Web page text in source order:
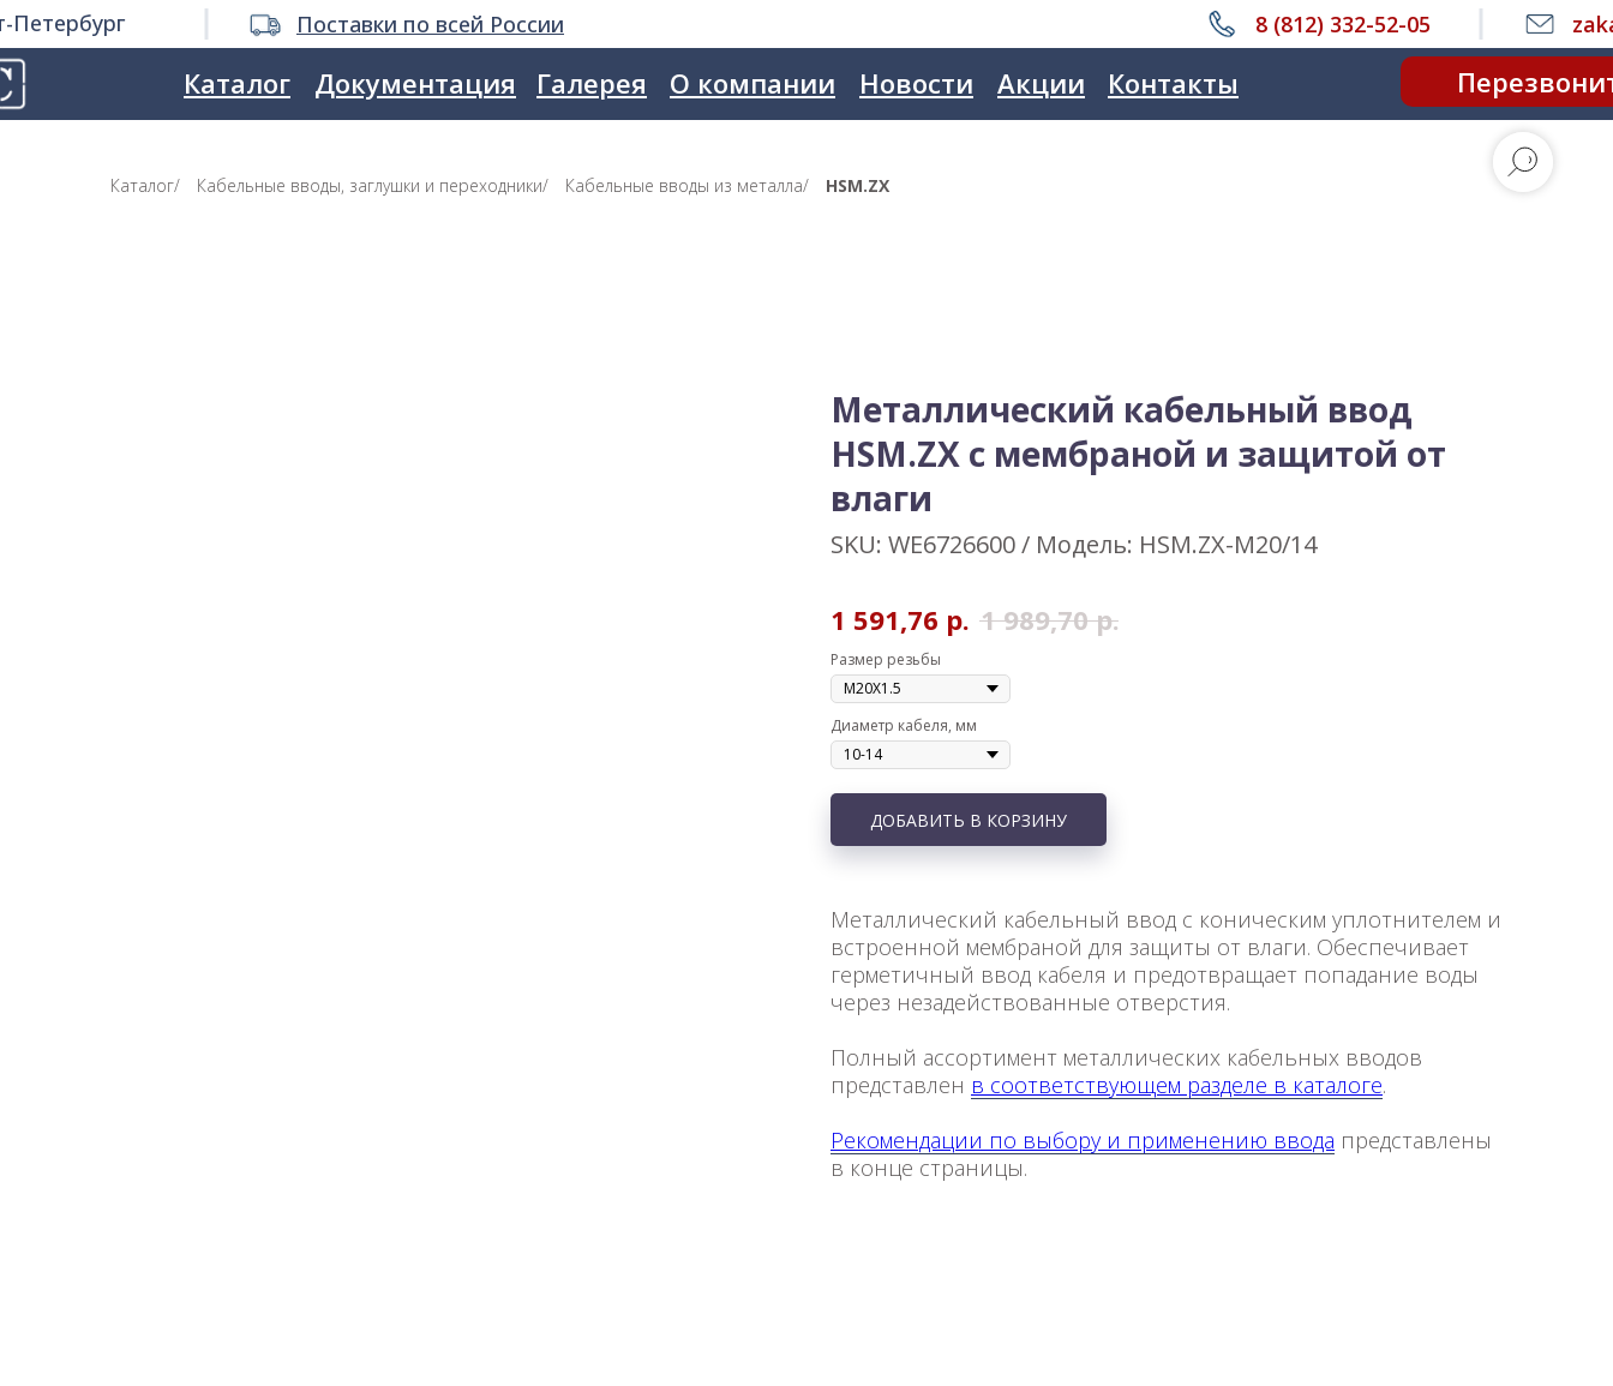
8 (812) 332-52-05
Поставки по всей России
Петербург
Контакты
Акции
Новости
О компании
Галерея
Документация
Каталог
Каталог/ Кабельные вводы, заглушки и переходники/ Кабельные вводы из металла/ HSM.ZX
Металлический кабельный ввод
HSM.ZX с мембраной и защитой от
влаги
SKU: WE6726600 / Модель: HSM.ZX-M20/14
1 591,76 р. 1 989,70 р.
Размер резьбы
Диаметр кабеля, мм
ДОБАВИТЬ В КОРЗИНУ
Металлический кабельный ввод с коническим уплотнителем и
встроенной мембраной для защиты от влаги. Обеспечивает
герметичный ввод кабеля и предотвращает попадание воды
через незадействованные отверстия.
Полный ассортимент металлических кабельных вводов
представлен в соответствующем разделе в каталоге.
Рекомендации по выбору и применению ввода представлены
в конце страницы.